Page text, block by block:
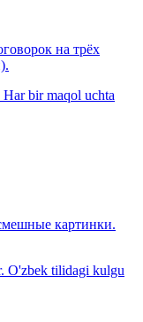
на трёх
bir maqol uchta
картинки.
O'zbek tilidagi kulgu